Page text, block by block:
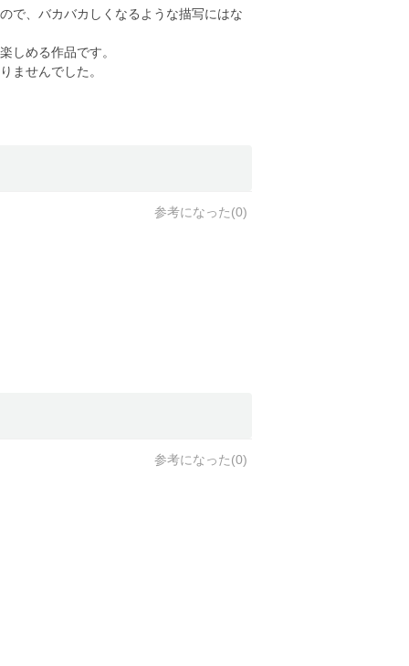
で、バカバカしくなるような描写にはな
しめる作品です。
ませんでした。
参考になった(0)
参考になった(0)